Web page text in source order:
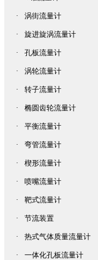
· 涡街流量计
· 旋进旋涡流量计
· 孔板流量计
· 涡轮流量计
· 转子流量计
· 椭圆齿轮流量计
· 平衡流量计
· 弯管流量计
· 楔形流量计
· 喷嘴流量计
· 靶式流量计
· 节流装置
· 热式气体质量流量计
· 一体化孔板流量计